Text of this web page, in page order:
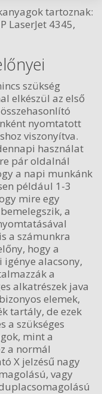
tartoznak:
LaserJet 4345,
szükség
elkészül az első
nyomtatott
viszonyítva.
használat
pár oldalnál
a napi munkánk
például 1-3
mire egy
a
a számunkra
hogy a
alacsony,
a
alkatrészek java
elemek,
tartály, de ezek
a szükséges
mint a
a normál
X jelzésű nagy
vagy